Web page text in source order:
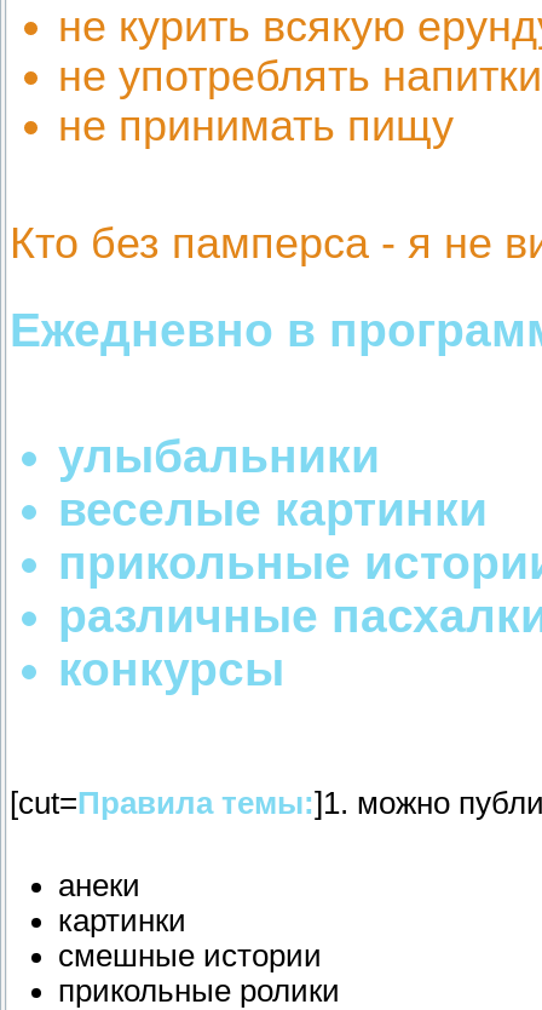
не курить всякую
не употреблять напитки
не принимать пищу
Кто без памперса - я не
Ежедневно в
улыбальники
веселые картинки
прикольные
различные
конкурсы
[cut=Правила темы:]1. можно
анеки
картинки
смешные истории
прикольные ролики